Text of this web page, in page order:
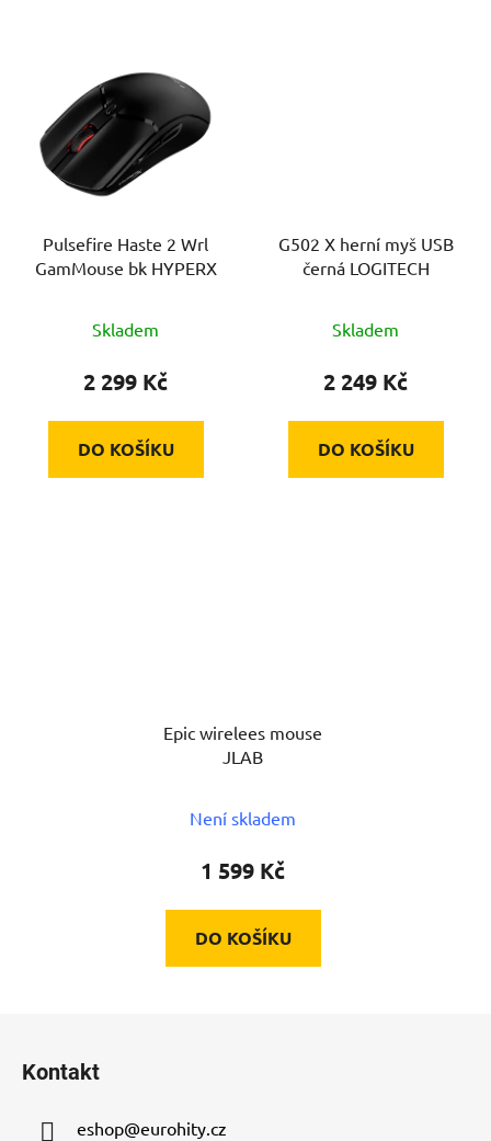
Pulsefire Haste 2 Wrl
GamMouse bk HYPERX
Skladem
2 299 Kč
DO KOŠÍKU
G502 X herní myš USB
černá LOGITECH
Skladem
2 249 Kč
DO KOŠÍKU
Epic wirelees mouse
JLAB
Není skladem
1 599 Kč
DO KOŠÍKU
Kontakt
eshop@eurohity.cz